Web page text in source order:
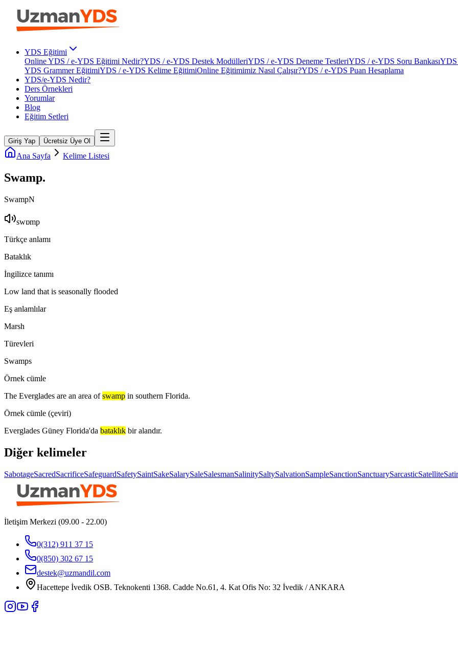
YDS Eğitimi
Online YDS / e-YDS Eğitimi Nedir?YDS / e-YDS Destek ModülleriYDS / e-YDS Deneme TestleriYDS / e-YDS Soru BankasıYDS
YDS Grammer EğitimiYDS / e-YDS Kelime EğitimiOnline Eğitimimiz Nasıl Çalışır?YDS / e-YDS Puan Hesaplama
YDS/e-YDS Nedir?
Ders Örnekleri
Yorumlar
Blog
Eğitim Setleri
Giriş Yap Ücretsiz Üye Ol
Ana Sayfa Kelime Listesi
Swamp.
SwampN
swɒmp
Türkçe anlamı
Bataklık
İngilizce tanımı
Low land that is seasonally flooded
Eş anlamlılar
Marsh
Türevleri
Swamps
Örnek cümle
The Everglades are an area of swamp in southern Florida.
Örnek cümle (çeviri)
Everglades Güney Florida'da bataklık bir alandır.
Diğer kelimeler
SabotageSacredSacrificeSafeguardSafetySaintSakeSalarySaleSalesmanSalinitySaltySalvationSampleSanctionSanctuarySarcasticSatellite
İletişim Merkezi (09.00 - 22.00)
0(312) 911 37 15
0(850) 302 67 15
destek@uzmandil.com
Hacettepe İvedik OSB. Teknokenti 1368. Cadde No.61, 4. Kat Ofis No: 32 İvedik / ANKARA